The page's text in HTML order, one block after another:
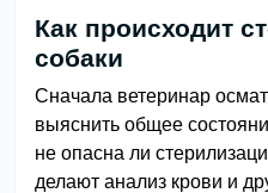
Как происходит
собаки
Сначала ветеринар
выяснить общее
не опасна ли
делают анализ крови и